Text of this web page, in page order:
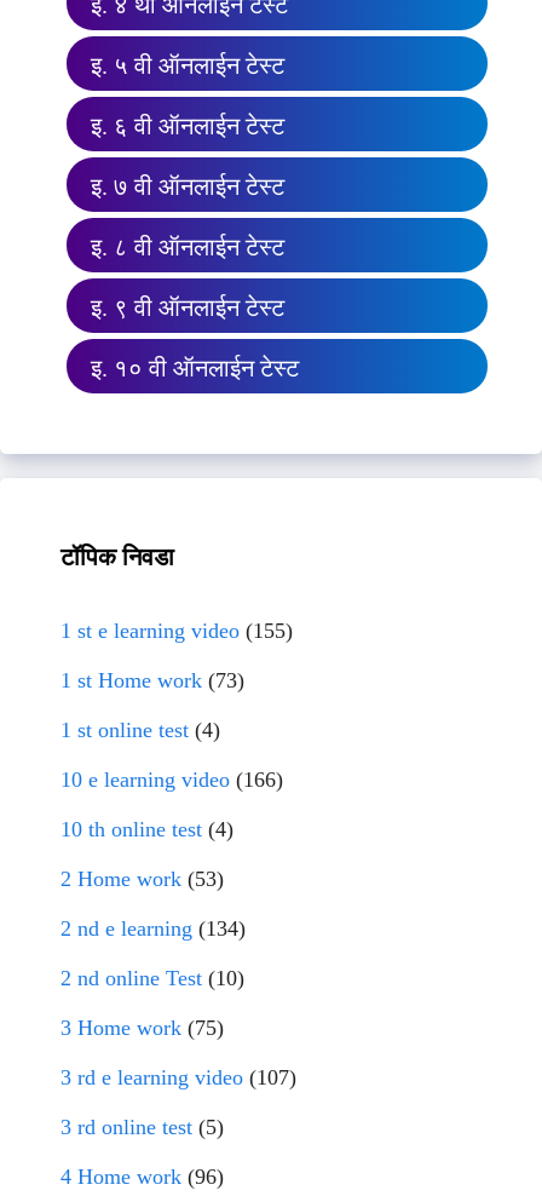
इ. ५ वी ऑनलाईन टेस्ट
इ. ६ वी ऑनलाईन टेस्ट
इ. ७ वी ऑनलाईन टेस्ट
इ. ८ वी ऑनलाईन टेस्ट
इ. ९ वी ऑनलाईन टेस्ट
इ. १० वी ऑनलाईन टेस्ट
टॉपिक निवडा
1 st e learning video (155)
1 st Home work (73)
1 st online test (4)
10 e learning video (166)
10 th online test (4)
2 Home work (53)
2 nd e learning (134)
2 nd online Test (10)
3 Home work (75)
3 rd e learning video (107)
3 rd online test (5)
4 Home work (96)